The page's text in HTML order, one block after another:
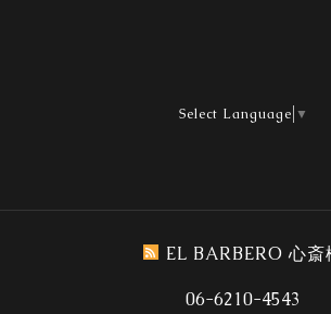
Select Language ▼
EL BARBERO 心斎
06-6210-4543